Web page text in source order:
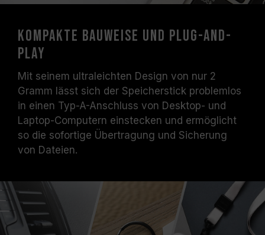
Kompakte Bauweise und Plug-and-
Play
Mit seinem ultraleichten Design von nur 2
Gramm lässt sich der Speicherstick problemlos
in einen Typ-A-Anschluss von Desktop- und
Laptop-Computern einstecken und ermöglicht
so die sofortige Übertragung und Sicherung
von Dateien.